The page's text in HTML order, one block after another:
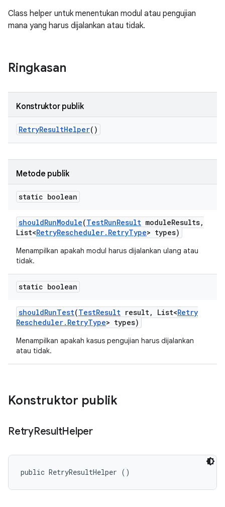
Class helper untuk menentukan modul atau pengujian
mana yang harus dijalankan atau tidak.
Ringkasan
Konstruktor publik
RetryResultHelper()
Metode publik
static boolean
shouldRunModule(TestRunResult moduleResults,
List<RetryRescheduler. RetryType> types)
Menampilkan apakah modul harus dijalankan ulang atau
tidak.
static boolean
shouldRunTest(TestResult result, List<Retry
Rescheduler. RetryType> types)
Menampilkan apakah kasus pengujian harus dijalankan
atau tidak.
Konstruktor publik
RetryResultHelper
public RetryResultHelper ()